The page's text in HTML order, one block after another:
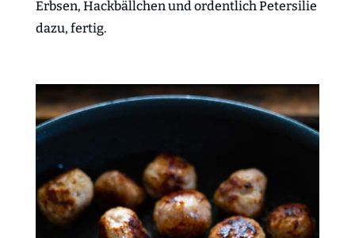
Erbsen, Hackbällchen und ordentlich Petersilie
dazu, fertig.